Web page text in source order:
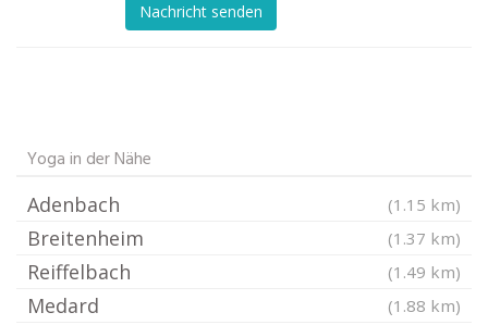
Nachricht senden
Yoga in der Nähe
Adenbach (1.15 km)
Breitenheim (1.37 km)
Reiffelbach (1.49 km)
Medard (1.88 km)